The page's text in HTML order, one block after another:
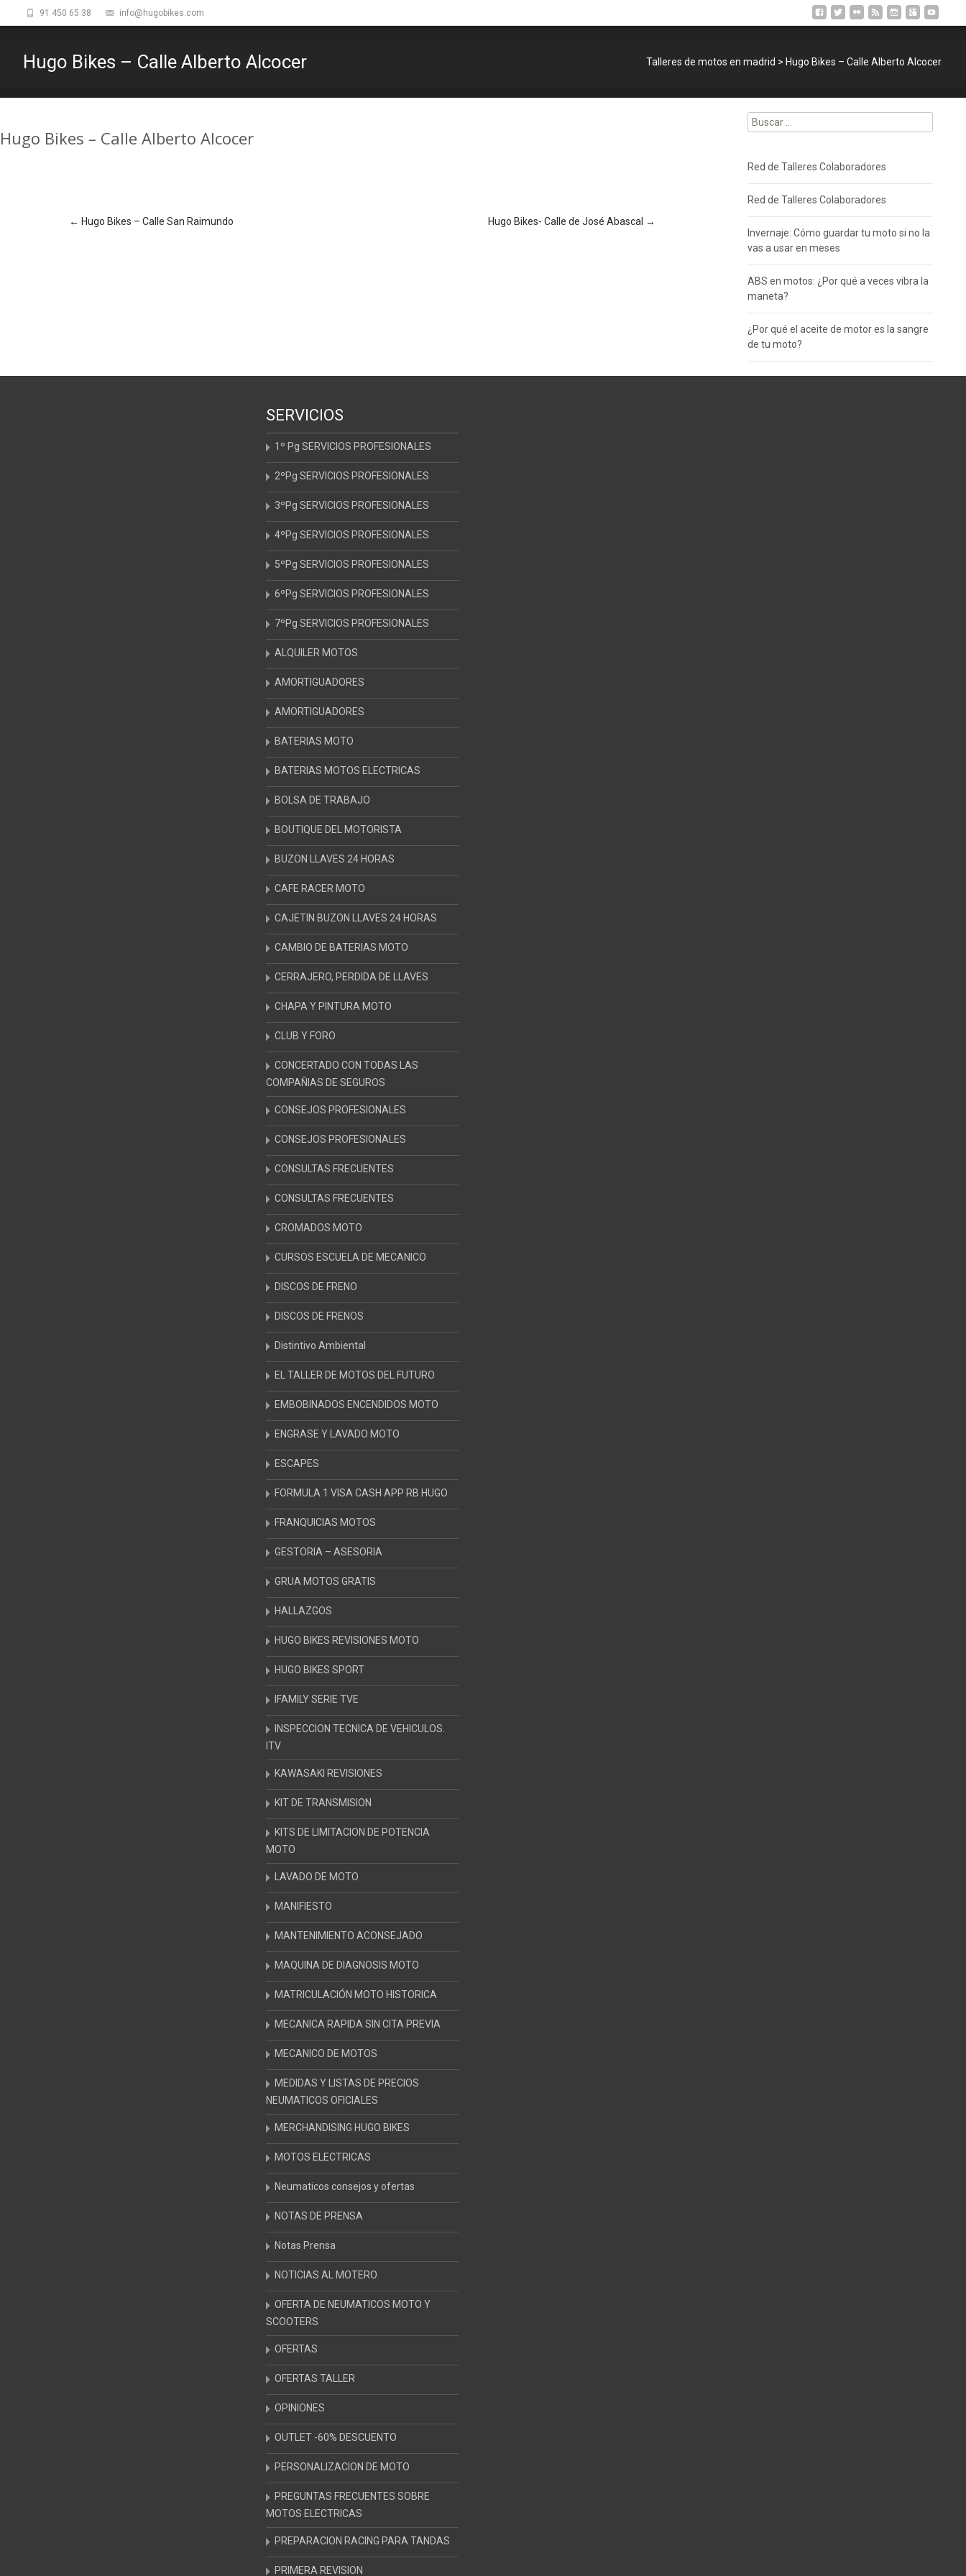
91 450 65 38 info@hugobikes.com
Hugo Bikes – Calle Alberto Alcocer Talleres de motos en madrid > Hugo Bikes – Calle Alberto Alcocer
Hugo Bikes – Calle Alberto Alcocer
Navegación
← Hugo Bikes – Calle San Raimundo Hugo Bikes- Calle de José Abascal →
Buscar:
Red de Talleres Colaboradores
Red de Talleres Colaboradores
Invernaje: Cómo guardar tu moto si no la
vas a usar en meses
ABS en motos: ¿Por qué a veces vibra la
maneta?
¿Por qué el aceite de motor es la sangre
de tu moto?
SERVICIOS
1º Pg SERVICIOS PROFESIONALES
2ºPg SERVICIOS PROFESIONALES
3ºPg SERVICIOS PROFESIONALES
4ºPg SERVICIOS PROFESIONALES
5ºPg SERVICIOS PROFESIONALES
6ºPg SERVICIOS PROFESIONALES
7ºPg SERVICIOS PROFESIONALES
ALQUILER MOTOS
AMORTIGUADORES
AMORTIGUADORES
BATERIAS MOTO
BATERIAS MOTOS ELECTRICAS
BOLSA DE TRABAJO
BOUTIQUE DEL MOTORISTA
BUZON LLAVES 24 HORAS
CAFE RACER MOTO
CAJETIN BUZON LLAVES 24 HORAS
CAMBIO DE BATERIAS MOTO
CERRAJERO, PERDIDA DE LLAVES
CHAPA Y PINTURA MOTO
CLUB Y FORO
CONCERTADO CON TODAS LAS
COMPAÑIAS DE SEGUROS
CONSEJOS PROFESIONALES
CONSEJOS PROFESIONALES
CONSULTAS FRECUENTES
CONSULTAS FRECUENTES
CROMADOS MOTO
CURSOS ESCUELA DE MECANICO
DISCOS DE FRENO
DISCOS DE FRENOS
Distintivo Ambiental
EL TALLER DE MOTOS DEL FUTURO
EMBOBINADOS ENCENDIDOS MOTO
ENGRASE Y LAVADO MOTO
ESCAPES
FORMULA 1 VISA CASH APP RB HUGO
FRANQUICIAS MOTOS
GESTORIA – ASESORIA
GRUA MOTOS GRATIS
HALLAZGOS
HUGO BIKES REVISIONES MOTO
HUGO BIKES SPORT
IFAMILY SERIE TVE
INSPECCION TECNICA DE VEHICULOS.
ITV
KAWASAKI REVISIONES
KIT DE TRANSMISION
KITS DE LIMITACION DE POTENCIA
MOTO
LAVADO DE MOTO
MANIFIESTO
MANTENIMIENTO ACONSEJADO
MAQUINA DE DIAGNOSIS MOTO
MATRICULACIÓN MOTO HISTORICA
MECANICA RAPIDA SIN CITA PREVIA
MECANICO DE MOTOS
MEDIDAS Y LISTAS DE PRECIOS
NEUMATICOS OFICIALES
MERCHANDISING HUGO BIKES
MOTOS ELECTRICAS
Neumaticos consejos y ofertas
NOTAS DE PRENSA
Notas Prensa
NOTICIAS AL MOTERO
OFERTA DE NEUMATICOS MOTO Y
SCOOTERS
OFERTAS
OFERTAS TALLER
OPINIONES
OUTLET -60% DESCUENTO
PERSONALIZACION DE MOTO
PREGUNTAS FRECUENTES SOBRE
MOTOS ELECTRICAS
PREPARACION RACING PARA TANDAS
PRIMERA REVISION